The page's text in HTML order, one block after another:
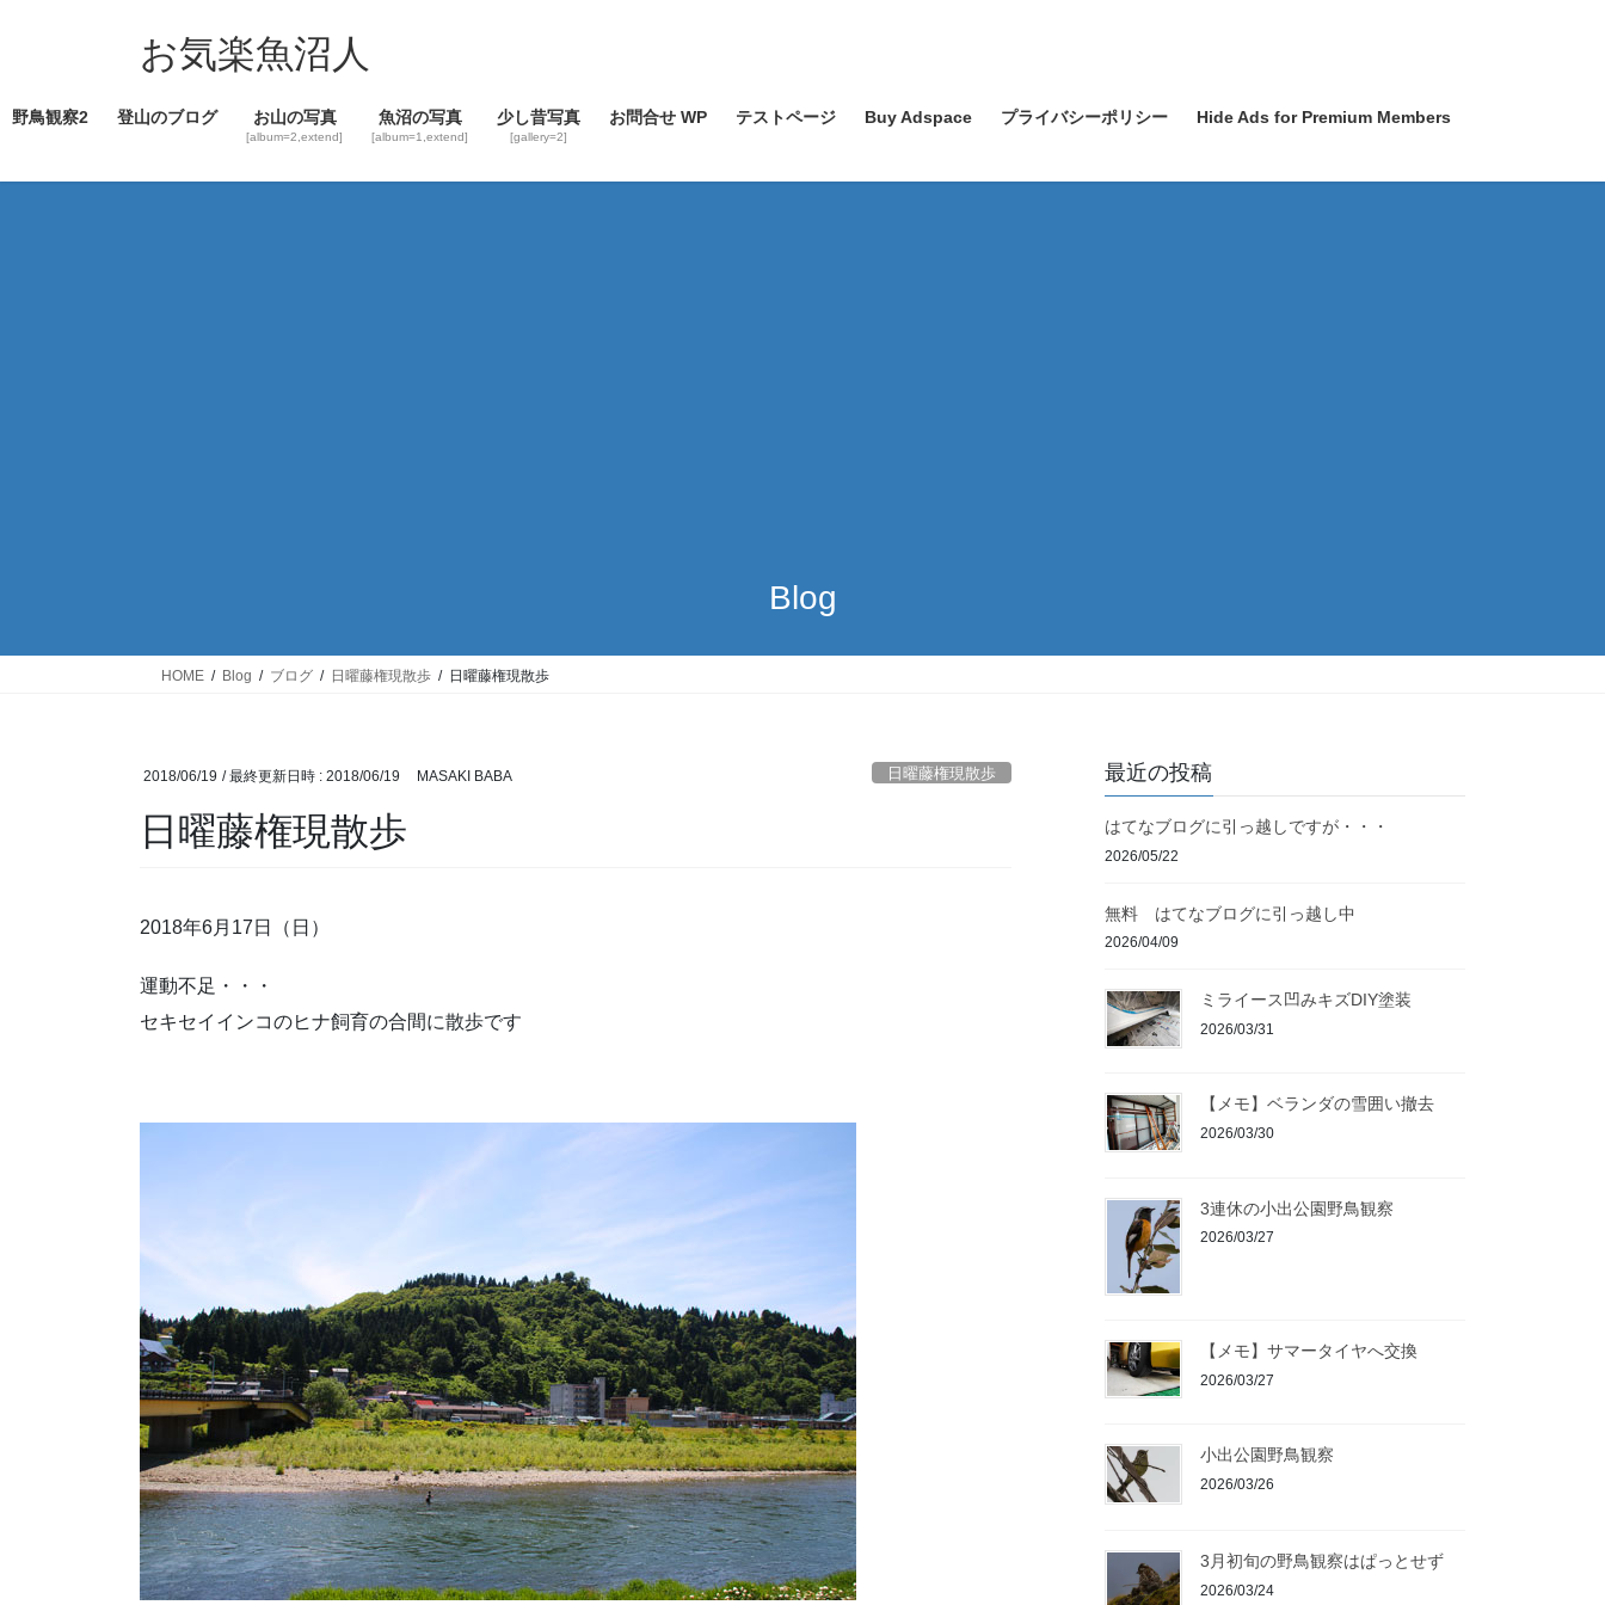
ツ
ス
シ
ン
お気楽魚沼人
野鳥観察2 登山のブログ お山の写真
[album=2,extend]
魚沼の写真
[album=1,extend]
少し昔写真
[gallery=2]
お問合せ WP テストページ Buy Adspace プライバシーポリシー Hide Ads for Premium Members
Blog
HOME Blog ブログ 日曜藤権現散歩 日曜藤権現散歩
2018/06/19 / 最終更新日時 : 2018/06/19 MASAKI BABA 日曜藤権現散歩
日曜藤権現散歩
2018年6月17日（日）
運動不足・・・
セキセイインコのヒナ飼育の合間に散歩です
最近の投稿
はてなブログに引っ越しですが・・・
2026/05/22
無料 はてなブログに引っ越し中
2026/04/09
ミライース凹みキズDIY塗装
2026/03/31
【メモ】ベランダの雪囲い撤去
2026/03/30
3連休の小出公園野鳥観察
2026/03/27
【メモ】サマータイヤへ交換
2026/03/27
小出公園野鳥観察
2026/03/26
3月初旬の野鳥観察はぱっとせず
2026/03/24